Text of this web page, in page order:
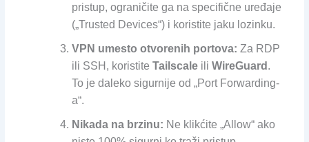
pristup, ograničite ga na specifične uređaje
(„Trusted Devices“) i koristite jaku lozinku.
VPN umesto otvorenih portova: Za RDP
ili SSH, koristite Tailscaleili WireGuard .
To je daleko sigurnije od „Port Forwarding-
a“.
Nikada na brzinu: Ne klikćite „Allow“ ako